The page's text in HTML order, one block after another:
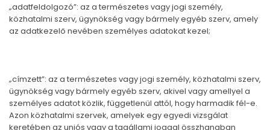
„adatfeldolgozó”: az a természetes vagy jogi személy,
közhatalmi szerv, ügynökség vagy bármely egyéb szerv, amely
az adatkezelő nevében személyes adatokat kezel;
„címzett”: az a természetes vagy jogi személy, közhatalmi szerv,
ügynökség vagy bármely egyéb szerv, akivel vagy amellyel a
személyes adatot közlik, függetlenül attól, hogy harmadik fél-e.
Azon közhatalmi szervek, amelyek egy egyedi vizsgálat
keretében az uniós vagy a tagállami joggal összhangban